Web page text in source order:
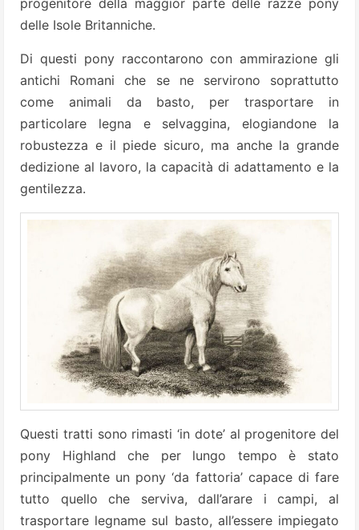
progenitore della maggior parte delle razze pony
delle Isole Britanniche.
Di questi pony raccontarono con ammirazione gli
antichi Romani che se ne servirono soprattutto
come animali da basto, per trasportare in
particolare legna e selvaggina, elogiandone la
robustezza e il piede sicuro, ma anche la grande
dedizione al lavoro, la capacità di adattamento e la
gentilezza.
Questi tratti sono rimasti ‘in dote’ al progenitore del
pony Highland che per lungo tempo è stato
principalmente un pony ‘da fattoria’ capace di fare
tutto quello che serviva, dall’arare i campi, al
trasportare legname sul basto, all’essere impiegato